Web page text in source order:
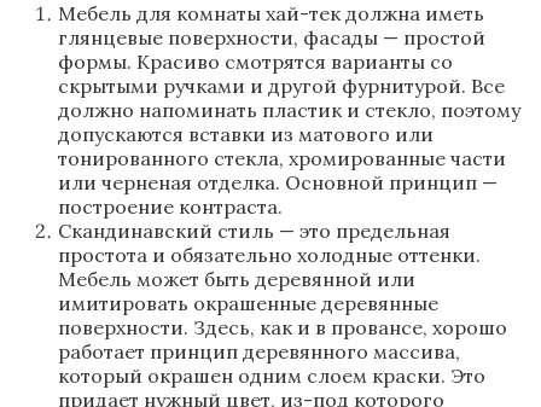
Мебель для комнаты хай-тек должна иметь
глянцевые поверхности, фасады — простой
формы. Красиво смотрятся варианты со
скрытыми ручками и другой фурнитурой. Все
должно напоминать пластик и стекло, поэтому
допускаются вставки из матового или
тонированного стекла, хромированные части
или черненая отделка. Основной принцип —
построение контраста.
Скандинавский стиль — это предельная
простота и обязательно холодные оттенки.
Мебель может быть деревянной или
имитировать окрашенные деревянные
поверхности. Здесь, как и в провансе, хорошо
работает принцип деревянного массива,
который окрашен одним слоем краски. Это
придает нужный цвет, из-под которого